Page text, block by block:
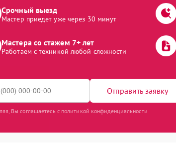
Срочный выезд
Мастер приедет уже через 30 минут
Мастера со стажем 7+ лет
Работаем с техникой любой сложности
Отправить заявку
Вы соглашаетесь с политикой конфиденциальности